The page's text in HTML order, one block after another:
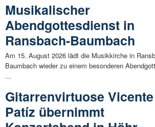
Musikalischer
Abendgottesdienst in
Ransbach-Baumbach
Am 15. August 2026 lädt die Musikkirche in
Baumbach wieder zu einem besonderen
...
Gitarrenvirtuose Vicente
Patíz übernimmt